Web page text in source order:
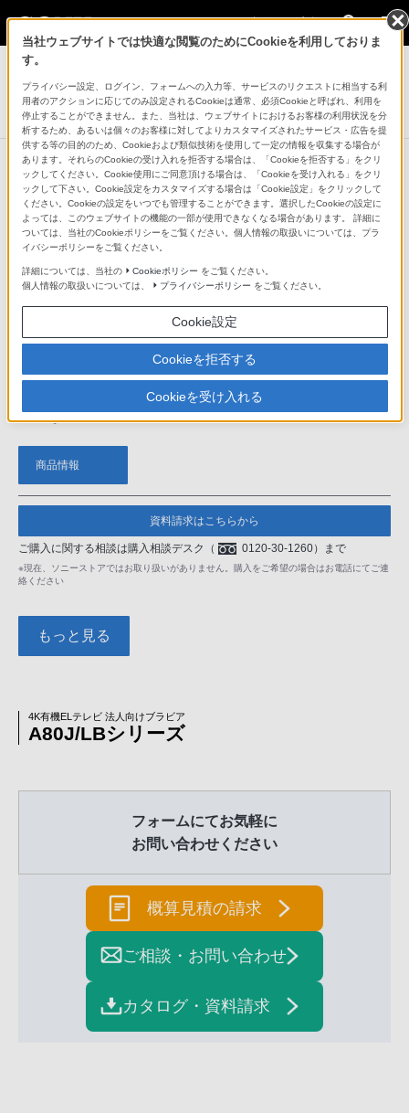
法人のお客様
業務用ディスプレイ・テレビ[法人向け] ブラビア
4K有機ELテレビ 法人向けブラビア
A80J/LBシリーズ
法人向け関連商品
法人向け関連商品
壁掛けユニット
SU-WL450
壁掛けユニット
オープン価格
商品情報
資料請求はこちらから
ご購入に関する相談は購入相談デスク （ 0120-30-1260）まで
※現在、ソニーストアではお取り扱いがありません。購入をご希望の場合はお電話にてご連
絡ください
もっと見る
4K有機ELテレビ 法人向けブラビア
A80J/LBシリーズ
フォームにてお気軽に
お問い合わせください
概算見積の請求
ご相談・お問い合わせ
カタログ・資料請求
当社ウェブサイトでは快適な閲覧のためにCookieを利用しておりま
す。
プライバシー設定、ログイン、フォームへの入力等、サービスのリクエストに相当する利
用者のアクションに応じてのみ設定されるCookieは通常、必須Cookieと呼ばれ、利用を
停止することができません。また、当社は、ウェブサイトにおけるお客様の利用状況を分
析するため、あるいは個々のお客様に対してよりカスタマイズされたサービス・広告を提
供する等の目的のため、Cookieおよび類似技術を使用して一定の情報を収集する場合が
あります。それらのCookieの受け入れを拒否する場合は、「Cookieを拒否する」をクリ
ックしてください。Cookie使用にご同意頂ける場合は、「Cookieを受け入れる」をクリ
ックして下さい。Cookie設定をカスタマイズする場合は「Cookie設定」をクリックして
ください。Cookieの設定をいつでも管理することができます。選択したCookieの設定に
よっては、このウェブサイトの機能の一部が使用できなくなる場合があります。 詳細に
ついては、当社のCookieポリシーをご覧ください。個人情報の取扱いについては、プラ
イバシーポリシーをご覧ください。
詳細については、当社の Cookieポリシー をご覧ください。
個人情報の取扱いについては、
プライバシーポリシー をご覧ください。
Cookie設定
Cookieを拒否する
Cookieを受け入れる